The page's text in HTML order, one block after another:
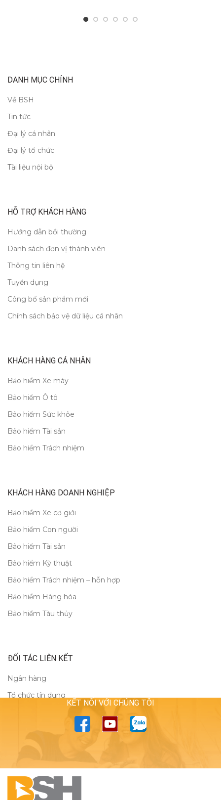
DANH MỤC CHÍNH
Về BSH
Tin tức
Đại lý cá nhân
Đại lý tổ chức
Tài liệu nội bộ
HỖ TRỢ KHÁCH HÀNG
Hướng dẫn bồi thường
Danh sách đơn vị thành viên
Thông tin liên hệ
Tuyển dụng
Công bố sản phẩm mới
Chính sách bảo vệ dữ liệu cá nhân
KHÁCH HÀNG CÁ NHÂN
Bảo hiểm Xe máy
Bảo hiểm Ô tô
Bảo hiểm Sức khỏe
Bảo hiểm Tài sản
Bảo hiểm Trách nhiệm
KHÁCH HÀNG DOANH NGHIỆP
Bảo hiểm Xe cơ giới
Bảo hiểm Con người
Bảo hiểm Tài sản
Bảo hiểm Kỹ thuật
Bảo hiểm Trách nhiệm – hỗn hợp
Bảo hiểm Hàng hóa
Bảo hiểm Tàu thủy
ĐỐI TÁC LIÊN KẾT
Ngân hàng
Tổ chức tín dụng
KẾT NỐI VỚI CHÚNG TÔI